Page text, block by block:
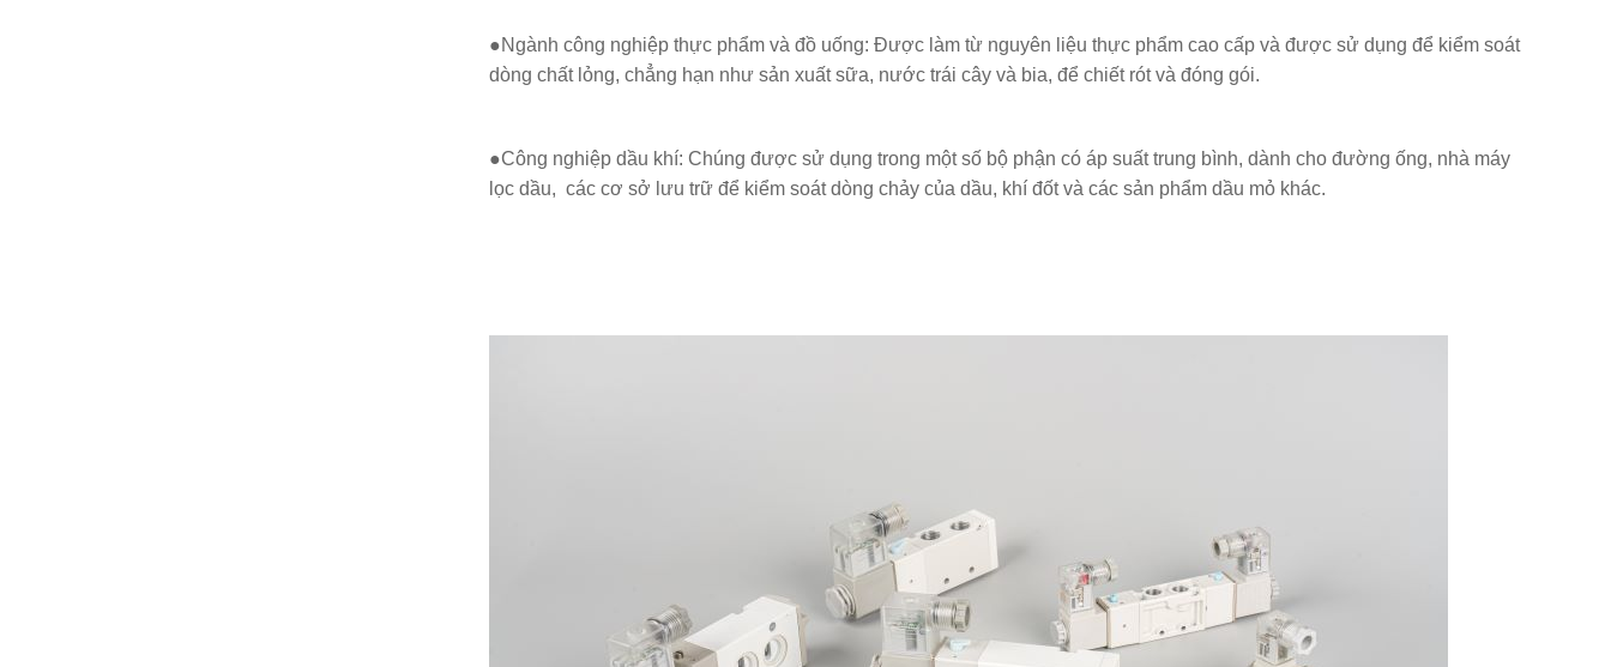
●Ngành công nghiệp thực phẩm và đồ uống: Được làm từ nguyên liệu thực phẩm cao cấp và được sử dụng để kiểm soát
dòng chất lỏng, chẳng hạn như sản xuất sữa, nước trái cây và bia, để chiết rót và đóng gói.
●Công nghiệp dầu khí: Chúng được sử dụng trong một số bộ phận có áp suất trung bình, dành cho đường ống, nhà máy
lọc dầu, các cơ sở lưu trữ để kiểm soát dòng chảy của dầu, khí đốt và các sản phẩm dầu mỏ khác.